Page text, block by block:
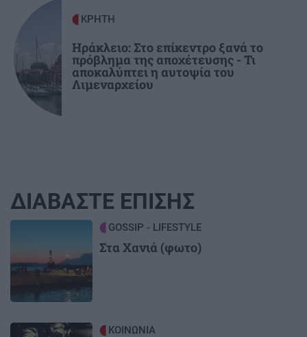
ΚΡΗΤΗ
Ηράκλειο: Στο επίκεντρο ξανά το
πρόβλημα της αποχέτευσης - Τι
αποκαλύπτει η αυτοψία του
Λιμεναρχείου
ΔΙΑΒΑΣΤΕ ΕΠΙΣΗΣ
GOSSIP - LIFESTYLE
Στα Χανιά (φωτο)
Image ΚΟΙΝΩΝΙΑ